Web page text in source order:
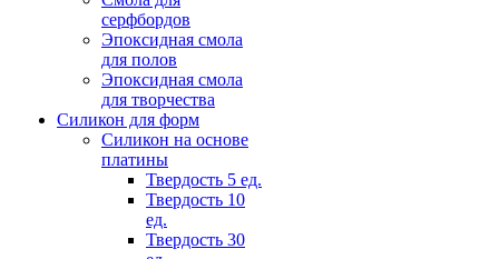
серфбордов
Эпоксидная смола
для полов
Эпоксидная смола
для творчества
Силикон для форм
Силикон на основе
платины
Твердость 5 ед.
Твердость 10
ед.
Твердость 30